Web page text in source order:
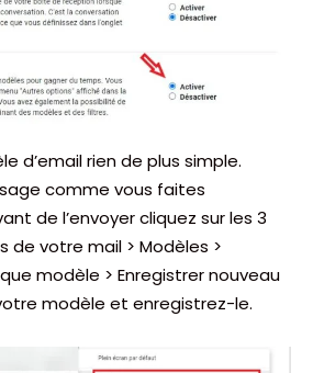
d’email rien de plus simple.
comme vous faites
de l’envoyer cliquez sur les 3
de votre mail > Modèles >
modèle > Enregistrer nouveau
modèle et enregistrez-le.